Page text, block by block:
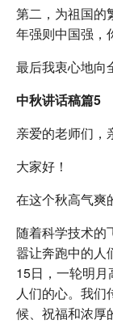
第二，为祖国的
年强则中国强，
最后我衷心地向
中秋讲话稿篇5
亲爱的老师们，
大家好！
在这个秋高气爽
随着科学技术的
嚣让奔跑中的人
15日，一轮明
人们的心。我们
候、祝福和浓厚